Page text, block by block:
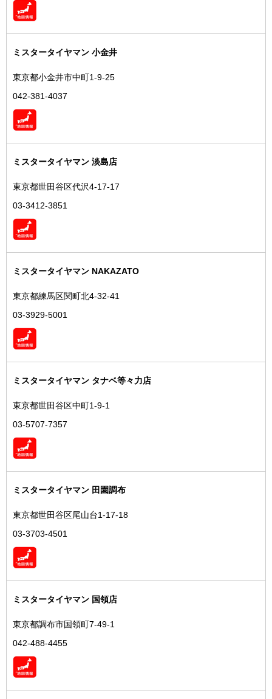
ミスタータイヤマン 小金井
東京都小金井市中町1-9-25
042-381-4037
ミスタータイヤマン 淡島店
東京都世田谷区代沢4-17-17
03-3412-3851
ミスタータイヤマン NAKAZATO
東京都練馬区関町北4-32-41
03-3929-5001
ミスタータイヤマン タナベ等々力店
東京都世田谷区中町1-9-1
03-5707-7357
ミスタータイヤマン 田園調布
東京都世田谷区尾山台1-17-18
03-3703-4501
ミスタータイヤマン 国領店
東京都調布市国領町7-49-1
042-488-4455